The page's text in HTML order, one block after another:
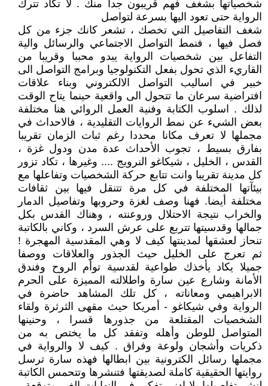
شخصياتها بشغف فهم قريبون جدا منك . لا تكاد تترك
الرواية حتى تعود اليها بسرعة لتواصل
شغف التفاصيل التي تخصك ، تشعر كانك جزء من كل
فصل فيها ، فنمط التواصل الاجتماعي والرسائل والية
التفاعل بين شخصيات الرواية يبدو محببا وقريبا من
القاريء الذي تحول بفعل التكنولوجيا وبرامج التواصل الى
خبير في اساليب التواصل الالكتروني وبناء علاقات
افتراضية سرعان ما تتحول الى واقعية حينما يتاح الوقت
لذلك . اسلوب الكتابة وفنية العمل الروائي هنا مختلفة
بعض الشيء عن نمط الروايات التقليدية ، فالاحداث في
مجملها لا تعرف مكانا محددا رغم ثبات الزمان تقريبا
بفارق بسيط ، تجوب الأحداث عدة مدن ودول غزة ،
القدس ، الخليل ، شيكاغو النرويج .... وغيرها ، تكاد تزور
كل مدينة تقريبا وانت تتابع حركة الشخصيات وتفاعلها مع
بيئآتها المختلفة في كل مرة تتنقل فيها بين ثقافات
مختلفة أيضا. فهنا وصف لغزة وحروبها وتفاصيل الدمار
والخراب نتيجة الاحتلال وروعنته ، وهناك القدس بكل
جمالها وقدسيتها تتربع على عرش السرد ، وكاني بالكاتبة
تنحاز لعشقها لمدينتها كيف لا وهي المقدسية المهجرة !
ثم تعرج على الخليل حيث الجذور والعلاقات ووصفا
جميلا يكاد يأخذك طواعية لقدسية توأم الروح وفندق
الأمانة وشارع عين سارة واطلالته المميزة على الحرم
الابراهيمي ومعاناته ، كل تلك المشاهد حاضرة في
الرواية وفي شيكاغو - أمريكا حيث مقهى الثرثرة ولقاء
الشخصيات المقتلعة من جذورها قسرا ، وحنينها
المتواصل للوطن وأهله وتفقد كل ما يختص به من
ذكريات وأشجان ولوعة وفراق . كيف لا والرواية في
مجملها رسائل الكترونية بين ابطالها فهذه سارة ترسل
روايتها الحقيقية كاملة لصديقتها فتنشرها وتتحمس الكاتبة